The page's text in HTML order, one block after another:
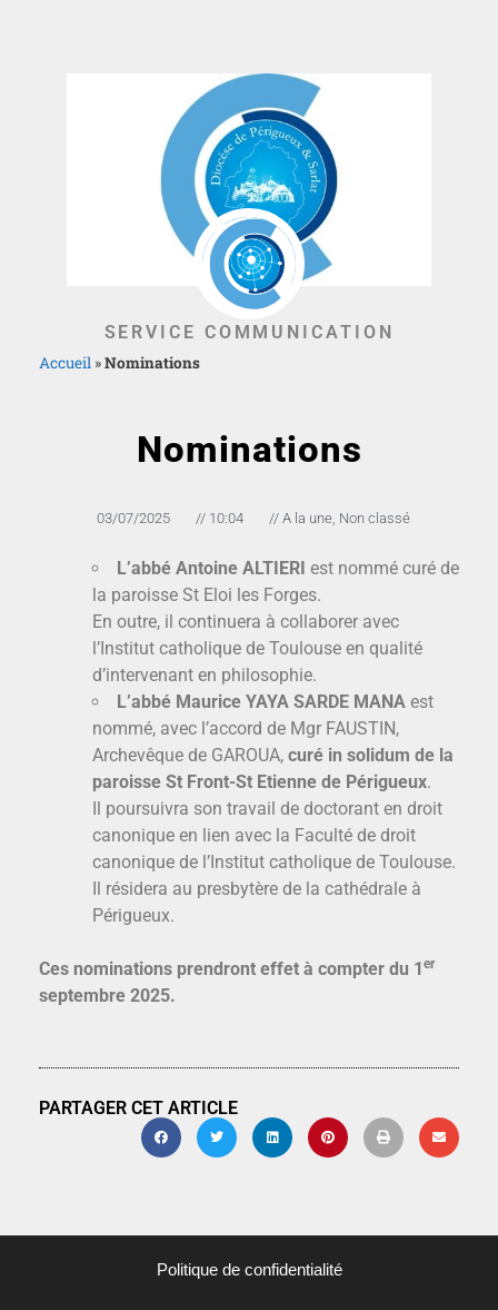
SERVICE COMMUNICATION
Accueil »Nominations
Nominations
03/07/2025 // 10:04 // A la une, Non classé
L’abbé Antoine ALTIERI est nommé curé de
la paroisse St Eloi les Forges.
En outre, il continuera à collaborer avec
l’Institut catholique de Toulouse en qualité
d’intervenant en philosophie.
L’abbé Maurice YAYA SARDE MANA est
nommé, avec l’accord de Mgr FAUSTIN,
Archevêque de GAROUA, curé in solidum de la
paroisse St Front-St Etienne de Périgueux.
Il poursuivra son travail de doctorant en droit
canonique en lien avec la Faculté de droit
canonique de l’Institut catholique de Toulouse.
Il résidera au presbytère de la cathédrale à
Périgueux.
Ces nominations prendront effet à compter du 1 er
septembre 2025.
PARTAGER CET ARTICLE
Politique de confidentialité